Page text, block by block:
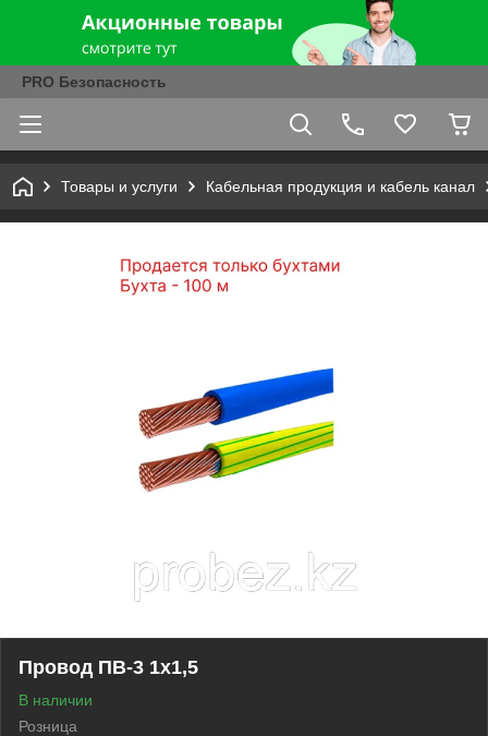
PRO Безопасность
Товары и услуги Кабельная продукция и кабель канал
Провод ПВ-3 1х1,5
В наличии
Розница